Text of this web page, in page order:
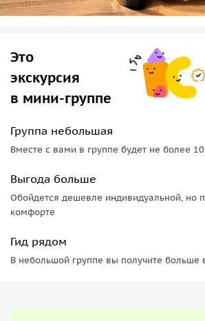
Это
экскурсия
в мини-группе
Группа небольшая
Вместе с вами в группе будет не более 10
Выгода больше
Обойдется дешевле индивидуальной, но
комфорте
Гид рядом
В небольшой группе вы получите больше